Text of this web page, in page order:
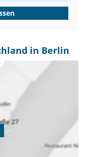
in Berlin